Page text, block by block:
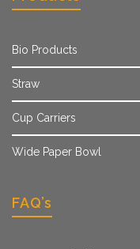
Bio Products
Straw
Cup Carriers
Wide Paper Bowl
FAQ’s